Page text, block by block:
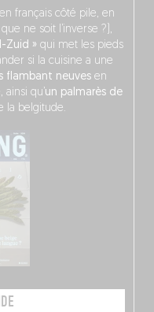
français côté pile, en
ne soit l’inverse ?),
Zuid » qui met les pieds
si la cuisine a une
flambant neuvesen
ainsi qu’un palmarès de
la belgitude.